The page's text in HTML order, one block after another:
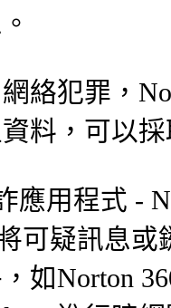
絡犯罪，
料，可以
應用程式 -
可疑訊息
如Norton